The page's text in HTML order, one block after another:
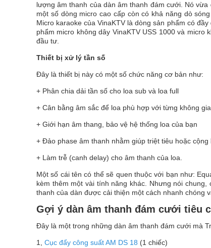
lượng âm thanh của dàn âm thanh đám cưới. Nó
một số dòng micro cao cấp còn có khả năng dò
Micro karaoke của VinaKTV là dòng sản phẩm có
phẩm micro không dây VinaKTV USS 1000 và
đầu tư.
Thiết bị xử lý tần số
Đây là thiết bị này có một số chức năng cơ bản như:
+ Phân chia dải tần số cho loa sub và loa full
+ Cân bằng âm sắc để loa phù hợp với từng không
+ Giới hạn âm thang, bảo vệ hệ thống loa của bạn
+ Đảo phase âm thanh nhằm giúp triệt tiêu hoặc
+ Làm trễ (canh delay) cho âm thanh của loa.
Một số cái tên có thể sẽ quen thuộc với bạn như:
kèm thêm một vài tính năng khác. Nhưng nói
thanh của dàn được cải thiện một cách nhanh chóng
Gợi ý dàn âm thanh đám cưới tiêu
Đây là một trong những dàn âm thanh đám cưới mà
1, Cục đẩy công suất AM DS 18 (1 chiếc)